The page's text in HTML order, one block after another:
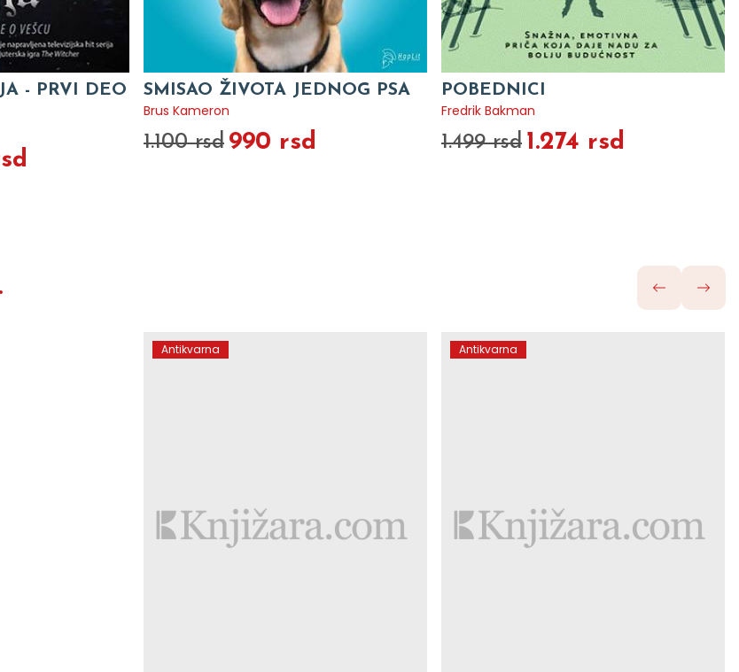
- PRVI DEO
SMISAO ŽIVOTA JEDNOG PSA
Brus Kameron
1.100 rsd 990 rsd
POBEDNICI
Fredrik Bakman
1.499 rsd 1.274 rsd
Antikvarna Antikvarna